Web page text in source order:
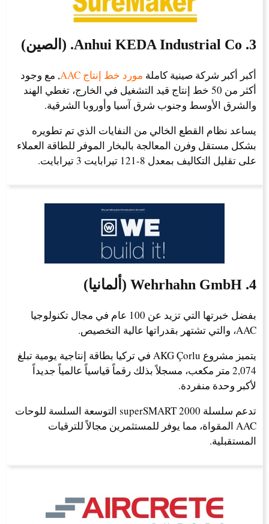
3. Anhui KEDA Industrial Co. (الصين)
أكبر أكبر شركة صينية كاملة مورد خط إنتاج AAC
, مع وجود
أكثر من 50 خط إنتاج قيد التشغيل في الخارج، تغطي الهند
والشرق الأوسط وجنوب شرق آسيا وأوروبا الشرقية.
يساعد نظام القطع الخالي من النفايات الذي تم تطويره
بشكل مستقل وفرن المعالجة بالبخار الموفر للطاقة العملاء
على تقليل التكاليف بمعدل 8-121 تيرابايت 3 تيرابايت.
4. Wehrhahn GmbH (ألمانيا)
بفضل خبرتها التي تزيد عن 100 عام في مجال تكنولوجيا
AAC، والتي تشتهر بقدراتها عالية التخصيص.
يتميز مشروع AKG Çorlu في تركيا بطاقة إنتاجية يومية تبلغ
2,074 متر مكعب، مسجلاً بذلك رقماً قياسياً عالمياً جديداً
لأكبر وحدة منفردة.
تدعم سلسلة superSMART 2000 التوسعة السلسة للوحات
AAC المقواة، مما يوفر للمستثمرين مجالاً للترقيات
المستقبلية.